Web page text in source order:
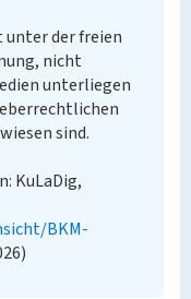
der freien
nicht
unterliegen
sind.
KuLaDig,
BKM-